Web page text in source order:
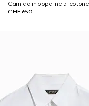
Camicia in popeline di cotone
CHF 650